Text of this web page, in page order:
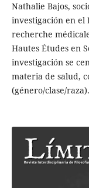
Nathalie Bajos,
investigación en el
recherche
Hautes Études en
investigación se
materia de salud,
(género/clase/raza).